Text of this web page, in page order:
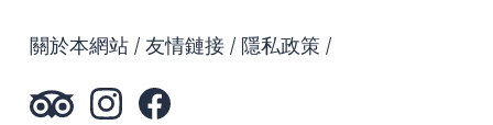
關於本網站 友情鏈接 隱私政策